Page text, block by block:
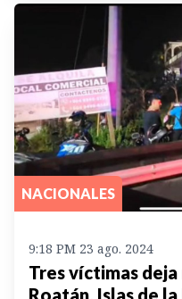
NACIONALES
9:18 PM 23 ago. 2024
Tres víctimas deja